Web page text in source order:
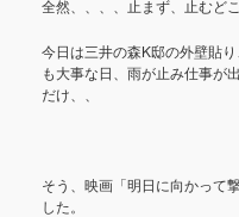
全然、、、、止まず、止むど
今日は三井の森K邸の外壁貼
も大事な日、雨が止み仕事が
だけ、、
そう、映画「明日に向かって
した。